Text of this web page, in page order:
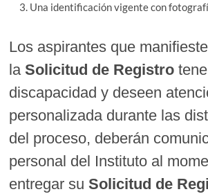
Una identificación vigente con
Los aspirantes que
laSolicitud de Registro
discapacidad y deseen
personalizada durante las
del proceso, deberán
personal del Instituto al
entregar suSolicitud de